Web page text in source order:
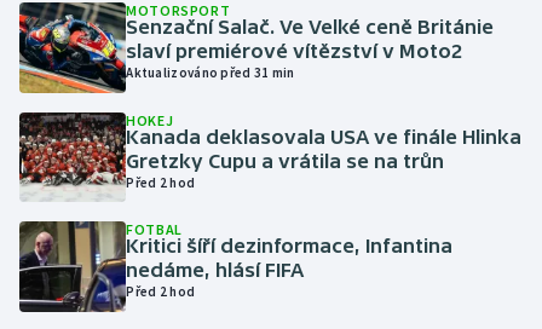
Gymnastika
Házená
Jezdectví
Judo
Krasobruslení
MOTORSPORT
Senzační Salač. Ve Velké ceně Británie
slaví premiérové vítězství v Moto2
Aktualizováno před 31 min
HOKEJ
Kanada deklasovala USA ve finále Hlinka
Gretzky Cupu a vrátila se na trůn
Před 2 hod
FOTBAL
Kritici šíří dezinformace, Infantina
nedáme, hlásí FIFA
Před 2 hod